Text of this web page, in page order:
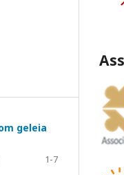
geleia
1-7